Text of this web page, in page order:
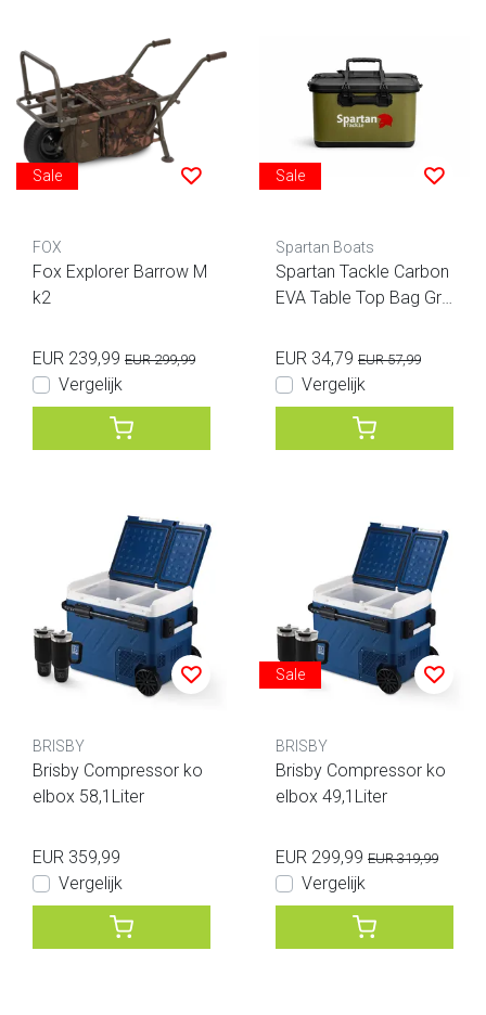
Sale
FOX
Fox Explorer Barrow M
k2
EUR 239,99 EUR 299,99
Vergelijk
Sale
Spartan Boats
Spartan Tackle Carbon
EVA Table Top Bag Gro
EUR 34,79 EUR 57,99
Vergelijk
BRISBY
Brisby Compressor ko
elbox 58,1Liter
EUR 359,99
Vergelijk
Sale
BRISBY
Brisby Compressor ko
elbox 49,1Liter
EUR 299,99 EUR 319,99
Vergelijk